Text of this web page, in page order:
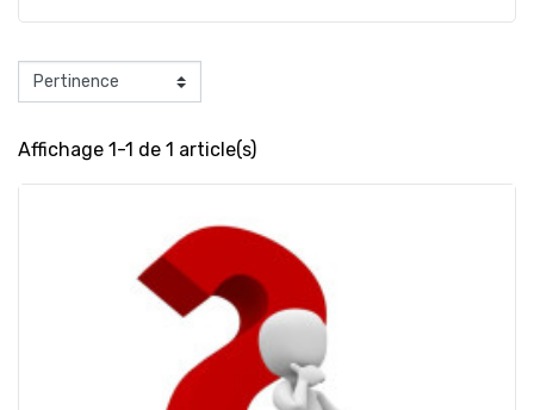
Affichage 1-1 de 1 article(s)